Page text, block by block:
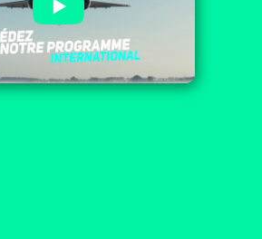
CCI Gard : le
pas vers la réussite